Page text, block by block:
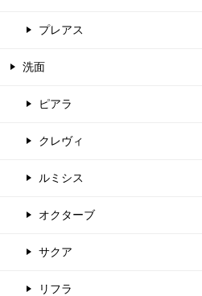
プレアス
洗面
ピアラ
クレヴィ
ルミシス
オクターブ
サクア
リフラ